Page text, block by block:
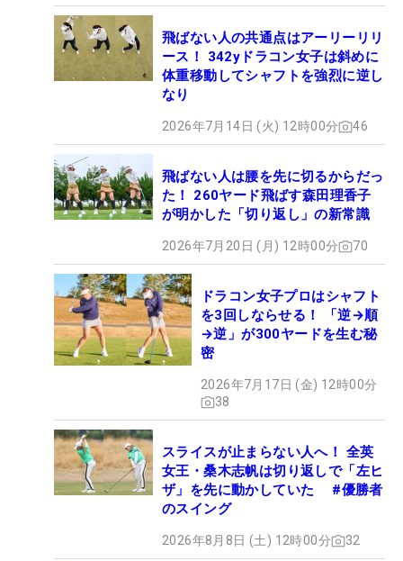
飛ばない人の共通点はアーリーリリ
ース！ 342yドラコン女子は斜めに
体重移動してシャフトを強烈に逆し
なり
2026年7月14日 (火) 12時00分 46
飛ばない人は腰を先に切るからだっ
た！ 260ヤード飛ばす森田理香子
が明かした「切り返し」の新常識
2026年7月20日 (月) 12時00分 70
ドラコン女子プロはシャフト
を3回しならせる！ 「逆→順
→逆」が300ヤードを生む秘
密
2026年7月17日 (金) 12時00分
38
スライスが止まらない人へ！ 全英
女王・桑木志帆は切り返しで「左ヒ
ザ」を先に動かしていた #優勝者
のスイング
2026年8月8日 (土) 12時00分 32